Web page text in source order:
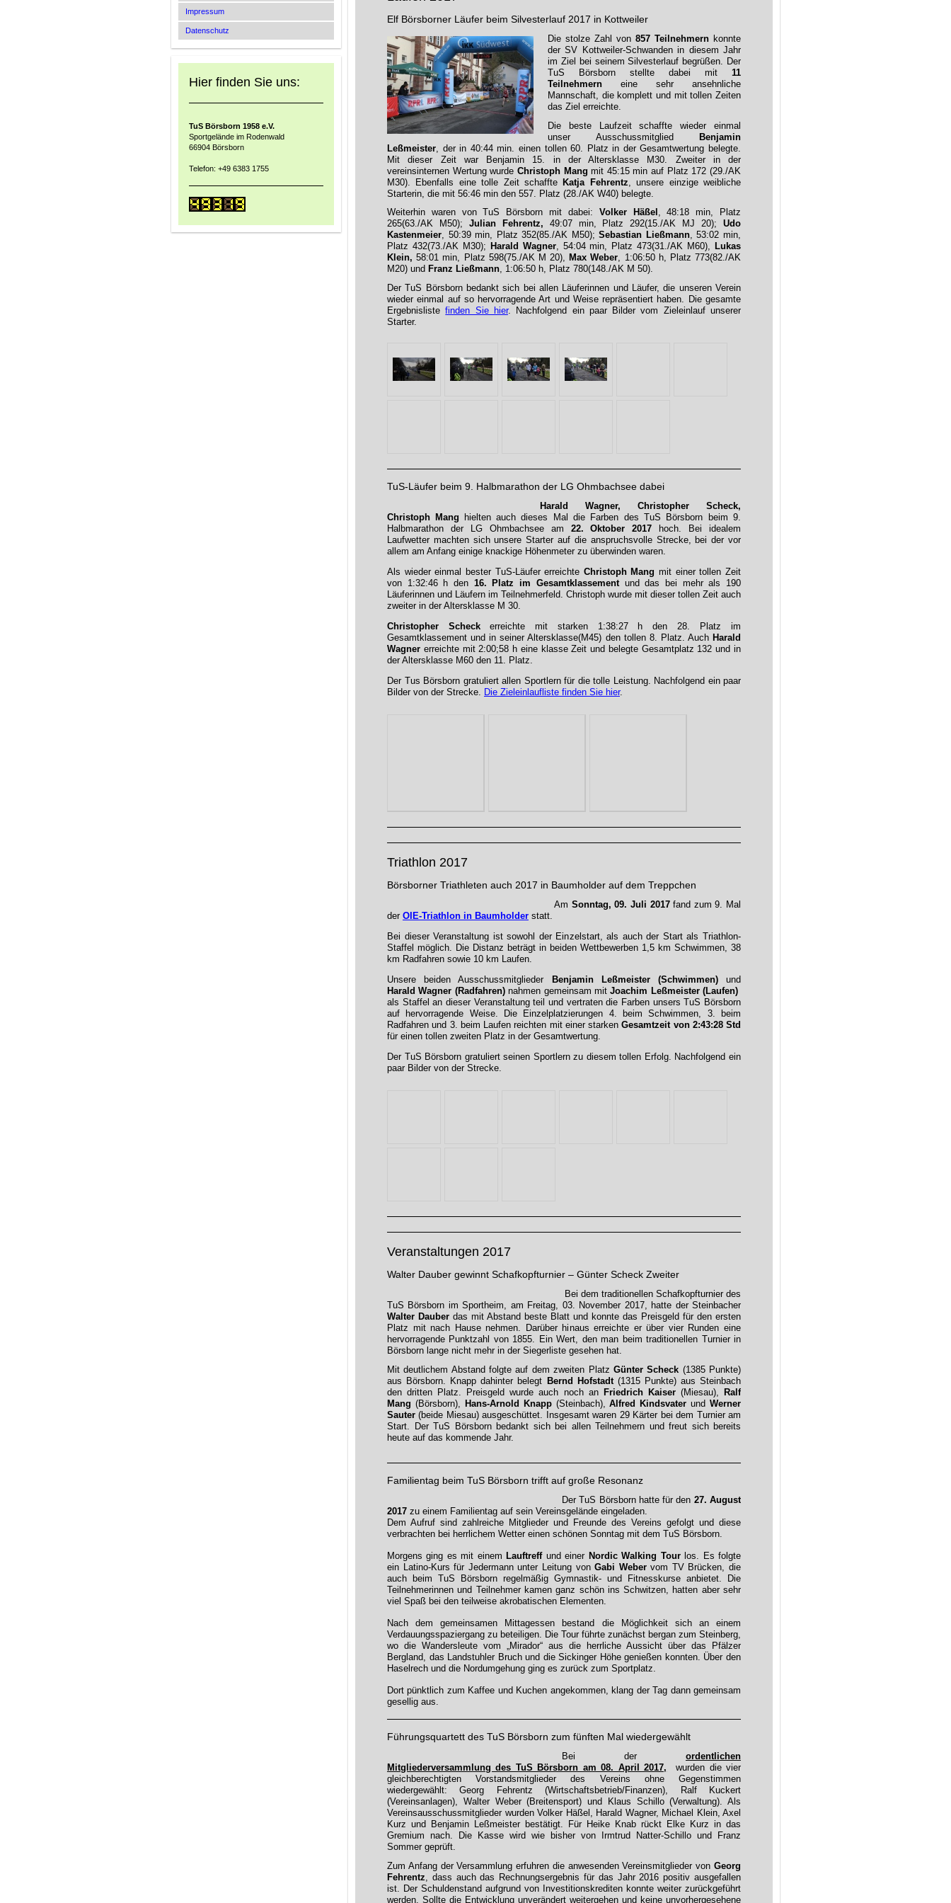
Impressum
Datenschutz
Hier finden Sie uns:
TuS Börsborn 1958 e.V.
Sportgelände im Rodenwald
66904 Börsborn
Telefon: +49 6383 1755
Elf Börsborner Läufer beim Silvesterlauf 2017 in Kottweiler
Die stolze Zahl von 857 Teilnehmern konnte
der SV Kottweiler-Schwanden in diesem Jahr
im Ziel bei seinem Silvesterlauf begrüßen. Der
TuS Börsborn stellte dabei mit 11
Teilnehmern eine sehr ansehnliche
Mannschaft, die komplett und mit tollen Zeiten
das Ziel erreichte.
Die beste Laufzeit schaffte wieder einmal
unser Ausschussmitglied Benjamin
Leßmeister , der in 40:44 min. einen tollen 60. Platz in der Gesamtwertung belegte.
Mit dieser Zeit war Benjamin 15. in der Altersklasse M30. Zweiter in der
vereinsinternen Wertung wurde Christoph Mang mit 45:15 min auf Platz 172 (29./AK
M30). Ebenfalls eine tolle Zeit schaffteKatja Fehrentz , unsere einzige weibliche
Starterin, die mit 56:46 min den 557. Platz (28./AK W40) belegte.
Weiterhin waren von TuS Börsborn mit dabei: Volker Häßel , 48:18 min, Platz
265(63./AK M50); Julian Fehrentz, 49:07 min, Platz 292(15./AK MJ 20);Udo
Kastenmeier, 50:39 min, Platz 352(85./AK M50);Sebastian Ließmann, 53:02 min,
Platz 432(73./AK M30); Harald Wagner, 54:04 min, Platz 473(31./AK M60), Lukas
Klein, 58:01 min, Platz 598(75./AK M 20), Max Weber, 1:06:50 h, Platz 773(82./AK
M20) und Franz Ließmann, 1:06:50 h, Platz 780(148./AK M 50).
Der TuS Börsborn bedankt sich bei allen Läuferinnen und Läufer, die unseren Verein
wieder einmal auf so hervorragende Art und Weise repräsentiert haben. Die gesamte
Ergebnislistefinden Sie hier. Nachfolgend ein paar Bilder vom Zieleinlauf unserer
Starter.
TuS-Läufer beim 9. Halbmarathon der LG Ohmbachsee dabei
Harald Wagner, Christopher Scheck,
Christoph Mang hielten auch dieses Mal die Farben des TuS Börsborn beim 9.
Halbmarathon der LG Ohmbachsee am 22. Oktober 2017 hoch. Bei idealem
Laufwetter machten sich unsere Starter auf die anspruchsvolle Strecke, bei der vor
allem am Anfang einige knackige Höhenmeter zu überwinden waren.
Als wieder einmal bester TuS-Läufer erreichte Christoph Mang mit einer tollen Zeit
von 1:32:46 h den 16. Platz im Gesamtklassementund das bei mehr als 190
Läuferinnen und Läufern im Teilnehmerfeld. Christoph wurde mit dieser tollen Zeit auch
zweiter in der Altersklasse M 30.
Christopher Scheck
erreichte mit starken 1:38:27 h den 28. Platz im
Gesamtklassement und in seiner Altersklasse(M45) den tollen 8. Platz. Auch Harald
Wagner erreichte mit 2:00;58 h eine klasse Zeit und belegte Gesamtplatz 132 und in
der Altersklasse M60 den 11. Platz.
Der Tus Börsborn gratuliert allen Sportlern für die tolle Leistung. Nachfolgend ein paar
Bilder von der Strecke. Die Zieleinlaufliste finden Sie hier.
Triathlon 2017
Börsborner Triathleten auch 2017 in Baumholder auf dem Treppchen
Am Sonntag, 09. Juli 2017fand zum 9. Mal
der OIE-Triathlon in Baumholder statt.
Bei dieser Veranstaltung ist sowohl der Einzelstart, als auch der Start als Triathlon-
Staffel möglich. Die Distanz beträgt in beiden Wettbewerben 1,5 km Schwimmen, 38
km Radfahren sowie 10 km Laufen.
Unsere beiden Ausschussmitglieder Benjamin Leßmeister (Schwimmen)und
Harald Wagner (Radfahren)nahmen gemeinsam mitJoachim Leßmeister (Laufen)
als Staffel an dieser Veranstaltung teil und vertraten die Farben unsers TuS Börsborn
auf hervorragende Weise. Die Einzelplatzierungen 4. beim Schwimmen, 3. beim
Radfahren und 3. beim Laufen reichten mit einer starkenGesamtzeit von 2:43:28 Std
für einen tollen zweiten Platz in der Gesamtwertung.
Der TuS Börsborn gratuliert seinen Sportlern zu diesem tollen Erfolg. Nachfolgend ein
paar Bilder von der Strecke.
Veranstaltungen 2017
Walter Dauber gewinnt Schafkopfturnier – Günter Scheck Zweiter
Bei dem traditionellen Schafkopfturnier des
TuS Börsborn im Sportheim, am Freitag, 03. November 2017, hatte der Steinbacher
Walter Dauber das mit Abstand beste Blatt und konnte das Preisgeld für den ersten
Platz mit nach Hause nehmen. Darüber hinaus erreichte er über vier Runden eine
hervorragende Punktzahl von 1855. Ein Wert, den man beim traditionellen Turnier in
Börsborn lange nicht mehr in der Siegerliste gesehen hat.
Mit deutlichem Abstand folgte auf dem zweiten Platz Günter Scheck (1385 Punkte)
aus Börsborn. Knapp dahinter belegt Bernd Hofstadt(1315 Punkte) aus Steinbach
den dritten Platz. Preisgeld wurde auch noch an Friedrich Kaiser(Miesau),Ralf
Mang (Börsborn), Hans-Arnold Knapp(Steinbach),Alfred Kindsvater und Werner
Sauter (beide Miesau) ausgeschüttet. Insgesamt waren 29 Kärter bei dem Turnier am
Start. Der TuS Börsborn bedankt sich bei allen Teilnehmern und freut sich bereits
heute auf das kommende Jahr.
Familientag beim TuS Börsborn trifft auf große Resonanz
Der TuS Börsborn hatte für den 27. August
2017 zu einem Familientag auf sein Vereinsgelände eingeladen.
Dem Aufruf sind zahlreiche Mitglieder und Freunde des Vereins gefolgt und diese
verbrachten bei herrlichem Wetter einen schönen Sonntag mit dem TuS Börsborn.
Morgens ging es mit einemLauftreffund einer Nordic Walking Tourlos. Es folgte
ein Latino-Kurs für Jedermann unter Leitung vonGabi Webervom TV Brücken, die
auch beim TuS Börsborn regelmäßig Gymnastik- und Fitnesskurse anbietet. Die
Teilnehmerinnen und Teilnehmer kamen ganz schön ins Schwitzen, hatten aber sehr
viel Spaß bei den teilweise akrobatischen Elementen.
Nach dem gemeinsamen Mittagessen bestand die Möglichkeit sich an einem
Verdauungsspaziergang zu beteiligen. Die Tour führte zunächst bergan zum Steinberg,
wo die Wandersleute vom „Mirador“ aus die herrliche Aussicht über das Pfälzer
Bergland, das Landstuhler Bruch und die Sickinger Höhe genießen konnten. Über den
Haselrech und die Nordumgehung ging es zurück zum Sportplatz.
Dort pünktlich zum Kaffee und Kuchen angekommen, klang der Tag dann gemeinsam
gesellig aus.
Führungsquartett des TuS Börsborn zum fünften Mal wiedergewählt
Bei der ordentlichen
Mitgliederversammlung des TuS Börsborn am 08. April 2017, wurden die vier
gleichberechtigten Vorstandsmitglieder des Vereins ohne Gegenstimmen
wiedergewählt: Georg Fehrentz (Wirtschaftsbetrieb/Finanzen), Ralf Kuckert
(Vereinsanlagen), Walter Weber (Breitensport) und Klaus Schillo (Verwaltung). Als
Vereinsausschussmitglieder wurden Volker Häßel, Harald Wagner, Michael Klein, Axel
Kurz und Benjamin Leßmeister bestätigt. Für Heike Knab rückt Elke Kurz in das
Gremium nach. Die Kasse wird wie bisher von Irmtrud Natter-Schillo und Franz
Sommer geprüft.
Zum Anfang der Versammlung erfuhren die anwesenden Vereinsmitglieder von Georg
Fehrentz , dass auch das Rechnungsergebnis für das Jahr 2016 positiv ausgefallen
ist. Der Schuldenstand aufgrund von Investitionskrediten konnte weiter zurückgeführt
werden. Sollte die Entwicklung unverändert weitergehen und keine unvorhergesehene